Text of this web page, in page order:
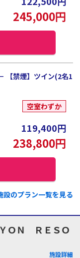
245,000円
【禁煙】ツイン(2名1
空室わずか
119,400円
238,800円
設のプラン一覧を見る
ＯＮ ＲＥＳＯ
施設詳細